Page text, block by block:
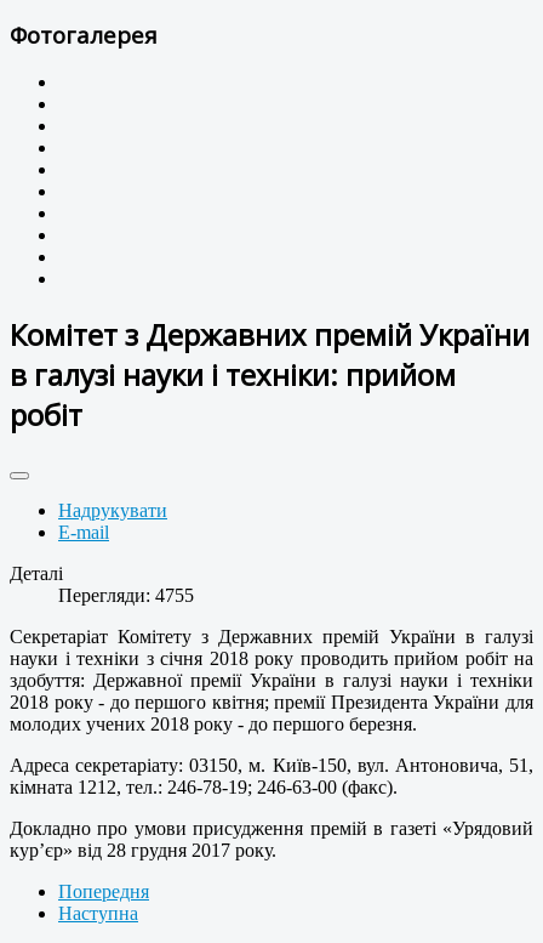
Фотогалерея
Комітет з Державних премій України
в галузі науки і техніки: прийом
робіт
Надрукувати
E-mail
Деталі
Перегляди: 4755
Секретаріат Комітету з Державних премій України в галузі
науки і техніки з січня 2018 року проводить прийом робіт на
здобуття: Державної премії України в галузі науки і техніки
2018 року - до першого квітня; премії Президента України для
молодих учених 2018 року - до першого березня.
Адреса секретаріату: 03150, м. Київ-150, вул. Антоновича, 51,
кімната 1212, тел.: 246-78-19; 246-63-00 (факс).
Докладно про умови присудження премій в газеті «Урядовий
кур’єр» від 28 грудня 2017 року.
Попередня
Наступна